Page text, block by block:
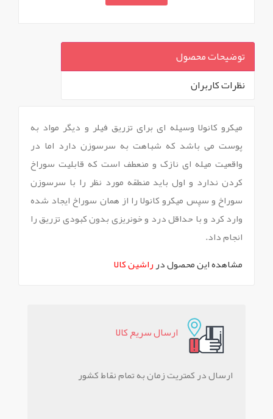
توضیحات محصول
نظرات کاربران
میکرو کانولا وسیله ای برای تزریق فیلر و دیگر مواد به
پوست می باشد که شباهت به سرسوزن دارد اما در
واقعیت میله ای نازک و منعطف است که قابلیت سوراخ
کردن ندارد و اول باید منطقه مورد نظر را با سرسوزن
سوراخ و سپس میکرو کانولا را از همان سوراخ ایجاد شده
وارد کرد و با حداقل درد و خونریزی بدون کبودی تزریق را
انجام داد.
مشاهده این محصول درراشین کالا
ارسال سريع کالا
ارسال در کمتریت زمان به تمام نقاط کشور